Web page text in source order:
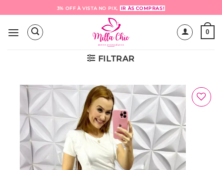
to
content
3% OFF À VISTA NO PIX, IR ÀS COMPRAS!
0
FILTRAR
Adicionar
à Lista